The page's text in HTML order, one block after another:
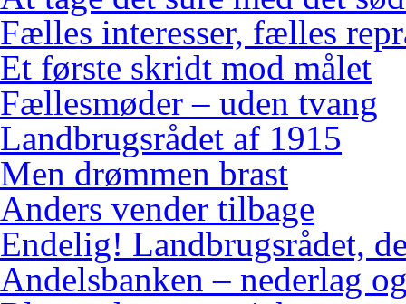
Fælles interesser, fælles
Et første skridt mod målet
Fællesmøder – uden tvang
Landbrugsrådet af 1915
Men drømmen brast
Anders vender tilbage
Endelig! Landbrugsrådet,
Andelsbanken – nederlag